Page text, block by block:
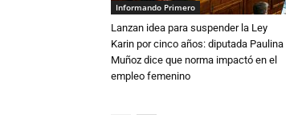
Informando Primero
Lanzan idea para suspender la Ley
Karin por cinco años: diputada Paulina
Muñoz dice que norma impactó en el
empleo femenino